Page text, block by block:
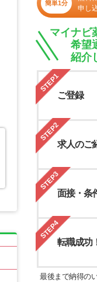
簡単1分
申し
マイナビ
希望
紹介
STEP1
ご登録
STEP2
求人のご
STEP3
面接・条
STEP4
転職成功
最後まで納得の